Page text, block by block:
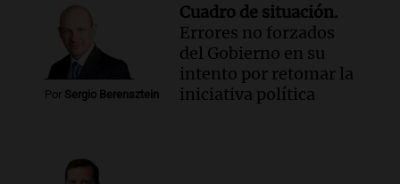
Por Sergio Berensztein
Cuadro de situación.
Errores no forzados
del Gobierno en su
intento por retomar la
iniciativa política